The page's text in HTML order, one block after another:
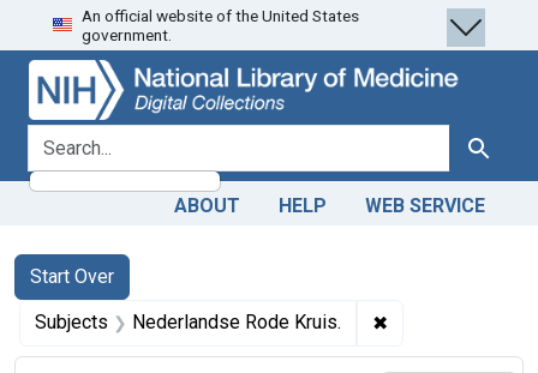
Skip
to
search
Skip to
main
content
Skip
to
first
result
An official website of the United States
government.
search for Search
ABOUT HELP WEB SERVICE
Search
Search Constraints
Start Over
You searched for:
Subjects Nederlandse Rode Kruis. ✖